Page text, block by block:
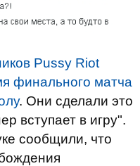
Pussy Riot
финального матча
. Они сделали это
вступает в игру".
сообщили, что